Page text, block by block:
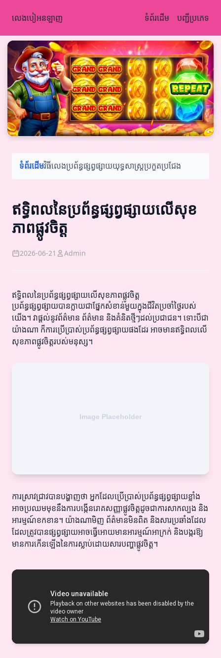
លេងបៀអនឡាញ ទំព័រដើម បញ្ជីប្រភេទ
ទំព័រដើមវិធីលេងប្រព័ន្ធផ្សព្វផ្សាយយុទ្ធសាស្ត្រប្រកួតប្រជែង
ឥទ្ធិពលនៃប្រព័ន្ធផ្សព្វផ្សាយលើសុខ
ភាពផ្លូវចិត្ត
2026-06-21 Admin
ឥទ្ធិពលនៃប្រព័ន្ធផ្សព្វផ្សាយលើសុខភាពផ្លូវចិត្ត
ប្រព័ន្ធផ្សព្វផ្សាយបានក្លាយជាផ្នែកសំខាន់មួយក្នុងជីវិតប្រចាំថ្ងៃរបស់
យើង។ វាផ្តល់នូវព័ត៌មាន ព័ត៌មាន និងគំនិតថ្មីៗដល់ប្រជាជន។ ទោះបីជា
យ៉ាងណា ក៏ការប្រើប្រាស់ប្រព័ន្ធផ្សព្វផ្សាយផងដែរ អាចមានឥទ្ធិពលលើ
សុខភាពផ្លូវចិត្តរបស់មនុស្ស។
ការស្រាវជ្រាវបានបង្ហាញថា អ្នកដែលប្រើប្រាស់ប្រព័ន្ធផ្សព្វផ្សាយខ្លាំង
អាចប្រឈមមុខនឹងការបង្កើនរោគសញ្ញាផ្លូវចិត្តដូចជាការសាកល្បង និង
អារម្មណ៍ខកខាន។ យ៉ាងណាមិញ ព័ត៌មានមិនពិត និងសារប្រឆាំងដែល
ដែលត្រូវបានផ្សព្វផ្សាយអាចធ្វើអោយមានអារម្មណ៍អាក្រក់ និងបង្ករឱ្យ
មានការកើនឡើងនៃការស្លាប់ដោយសារបញ្ហាផ្លូវចិត្ត។